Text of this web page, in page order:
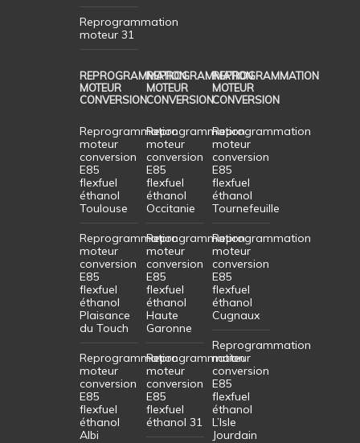
Reprogrammation
moteur 31
REPROGRAMMATION
MOTEUR
CONVERSION
Reprogrammation
moteur
conversion
E85
flexfuel
éthanol
Toulouse
Reprogrammation
moteur
conversion
E85
flexfuel
éthanol
Plaisance
du Touch
Reprogrammation
moteur
conversion
E85
flexfuel
éthanol
Albi
REPROGRAMMATION
MOTEUR
CONVERSION
Reprogrammation
moteur
conversion
E85
flexfuel
éthanol
Occitanie
Reprogrammation
moteur
conversion
E85
flexfuel
éthanol
Haute
Garonne
Reprogrammation
moteur
conversion
E85
flexfuel
éthanol 31
REPROGRAMMATION
MOTEUR
CONVERSION
Reprogrammation
moteur
conversion
E85
flexfuel
éthanol
Tournefeuille
Reprogrammation
moteur
conversion
E85
flexfuel
éthanol
Cugnaux
Reprogrammation
moteur
conversion
E85
flexfuel
éthanol
L’Isle
Jourdain